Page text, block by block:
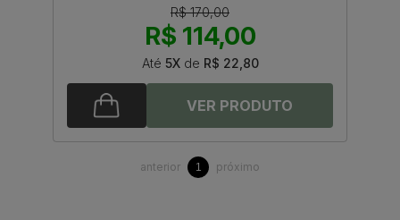
R$ 170,00
R$ 114,00
Até 5Xde R$ 22,80
anterior 1 próximo